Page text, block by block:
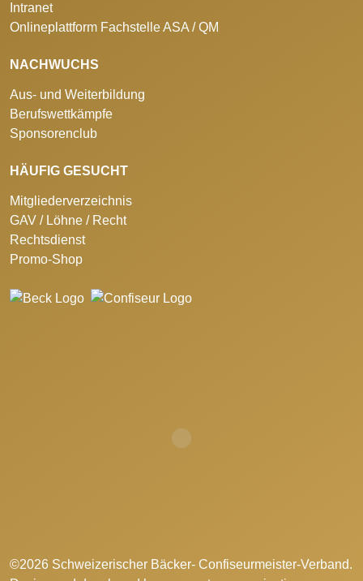
Intranet
Onlineplattform Fachstelle ASA / QM
NACHWUCHS
Aus- und Weiterbildung
Berufswettkämpfe
Sponsorenclub
HÄUFIG GESUCHT
Mitgliederverzeichnis
GAV / Löhne / Recht
Rechtsdienst
Promo-Shop
©2026 Schweizerischer Bäcker- Confiseurmeister-Verband.